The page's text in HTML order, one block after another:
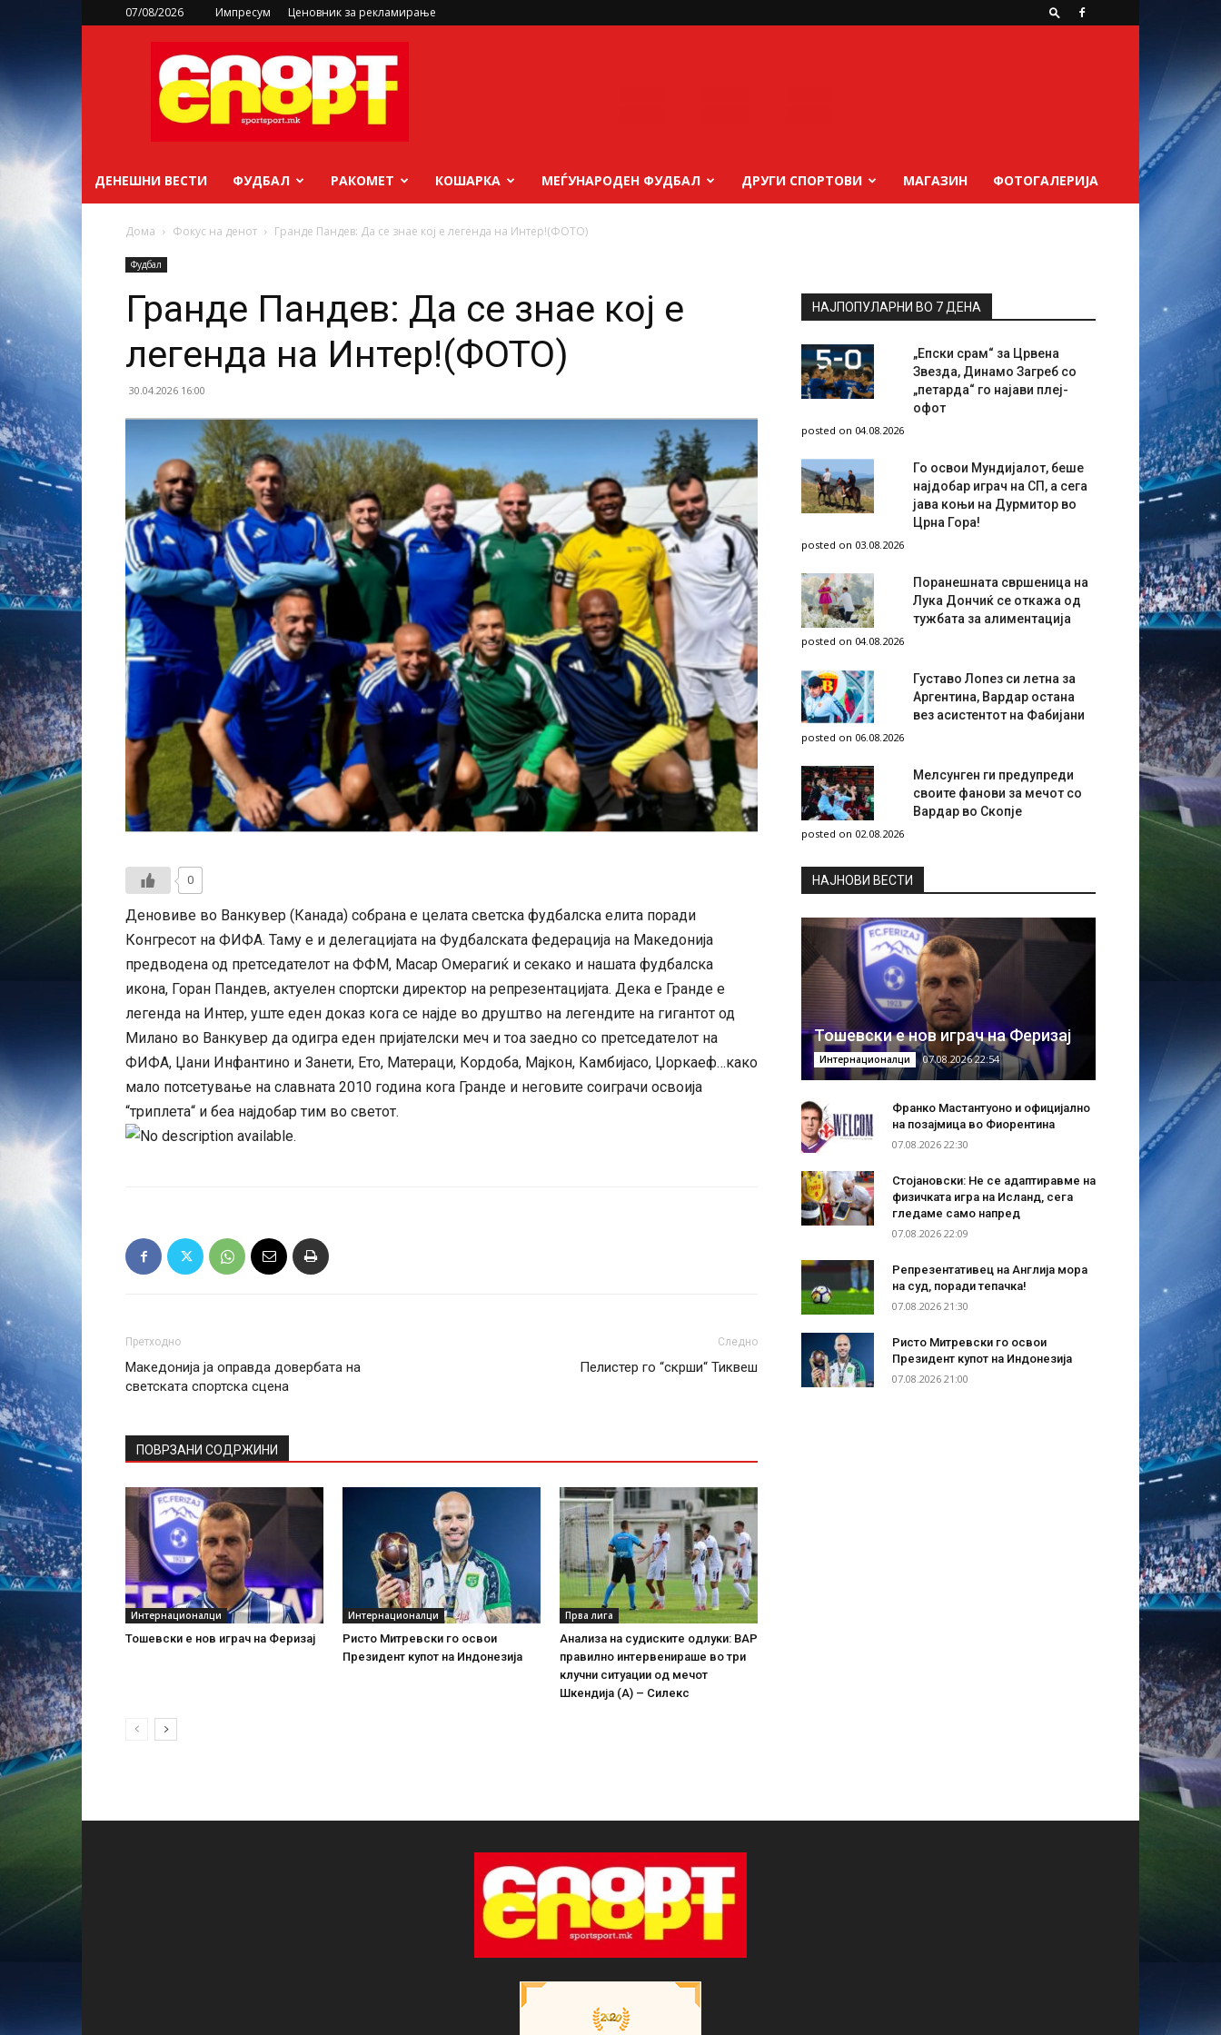
07/08/2026 Импресум Ценовник за рекламирање
sportsport.mk
ДЕНЕШНИ ВЕСТИ ФУДБАЛ РАКОМЕТ КОШАРКА МЕЃУНАРОДЕН ФУДБАЛ ДРУГИ СПОРТОВИ МАГАЗИН ФОТОГАЛЕРИЈА
Дома Фокус на денот Гранде Пандев: Да се знае кој е легенда на Интер!(ФОТО)
Фудбал
Гранде Пандев: Да се знае кој е
легенда на Интер!(ФОТО)
30.04.2026 16:00
0
Деновиве во Ванкувер (Канада) собрана е целата светска фудбалска елита поради
Конгресот на ФИФА. Таму е и делегацијата на Фудбалската федерација на Македонија
предводена од претседателот на ФФМ, Масар Омерагиќ и секако и нашата фудбалска
икона, Горан Пандев, актуелен спортски директор на репрезентацијата. Дека е Гранде е
легенда на Интер, уште еден доказ кога се најде во друштво на легендите на гигантот од
Милано во Ванкувер да одигра еден пријателски меч и тоа заедно со претседателот на
ФИФА, Џани Инфантино и Занети, Ето, Матераци, Кордоба, Мајкон, Камбијасо, Џоркаеф…како
мало потсетување на славната 2010 година кога Гранде и неговите соиграчи освоија
“триплета“ и беа најдобар тим во светот.
Претходно
Македонија ја оправда довербата на
светската спортска сцена
Следно
Пелистер го “скрши“ Тиквеш
ПОВРЗАНИ СОДРЖИНИ
Интернационалци
Тошевски е нов играч на Феризај
Интернационалци
Ристо Митревски го освои
Президент купот на Индонезија
Прва лига
Анализа на судиските одлуки: ВАР
правилно интервенираше во три
клучни ситуации од мечот
Шкендија (А) – Силекс
НАЈПОПУЛАРНИ ВО 7 ДЕНА
„Епски срам“ за Црвена
Звезда, Динамо Загреб со
„петарда“ го најави плеј-
офот
posted on 04.08.2026
Го освои Мундијалот, беше
најдобар играч на СП, а сега
јава коњи на Дурмитор во
Црна Гора!
posted on 03.08.2026
Поранешната свршеница на
Лука Дончиќ се откажа од
тужбата за алиментација
posted on 04.08.2026
Густаво Лопез си летна за
Аргентина, Вардар остана
вез асистентот на Фабијани
posted on 06.08.2026
Мелсунген ги предупреди
своите фанови за мечот со
Вардар во Скопје
posted on 02.08.2026
НAЈНОВИ ВЕСТИ
Тошевски е нов играч на Феризај
Интернационалци 07.08.2026 22:54
Франко Мастантуоно и официјално
на позајмица во Фиорентина
07.08.2026 22:30
Стојановски: Не се адаптиравме на
физичката игра на Исланд, сега
гледаме само напред
07.08.2026 22:09
Репрезентативец на Англија мора
на суд, поради тепачка!
07.08.2026 21:30
Ристо Митревски го освои
Президент купот на Индонезија
07.08.2026 21:00